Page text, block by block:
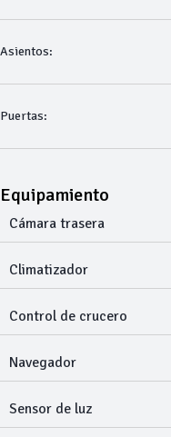
Asientos:
Puertas:
Equipamiento
Cámara trasera
Climatizador
Control de crucero
Navegador
Sensor de luz